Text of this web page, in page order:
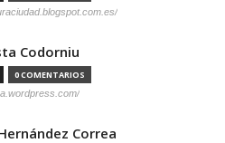
Codorniu
0 COMENTARIOS
Correa